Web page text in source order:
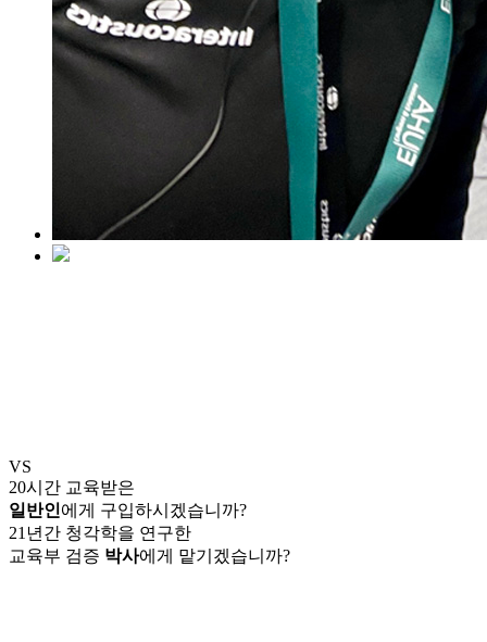
VS
20시간 교육받은
일반인에게 구입하시겠습니까?
21년간 청각학을 연구한
교육부 검증 박사에게 맡기겠습니까?